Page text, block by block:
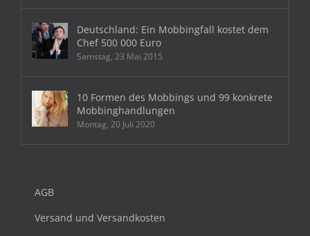
Deutschland: Ein Mobbingfall kostet dem
Chef 500 000 Euro
Samstag, 23 Mai 2015
10 Formen des Mobbings und 99 konkrete
Mobbinghandlungen
Montag, 20 Juli 2020
AGB
Versand und Versandkosten